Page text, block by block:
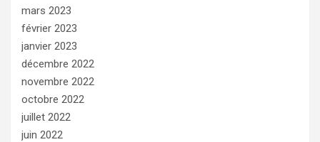
mars 2023
février 2023
janvier 2023
décembre 2022
novembre 2022
octobre 2022
juillet 2022
juin 2022